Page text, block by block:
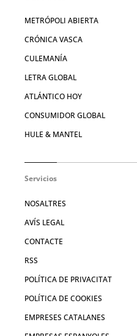
METRÓPOLI ABIERTA
CRÓNICA VASCA
CULEMANÍA
LETRA GLOBAL
ATLÁNTICO HOY
CONSUMIDOR GLOBAL
HULE & MANTEL
Servicios
NOSALTRES
AVÍS LEGAL
CONTACTE
RSS
POLÍTICA DE PRIVACITAT
POLÍTICA DE COOKIES
EMPRESES CATALANES